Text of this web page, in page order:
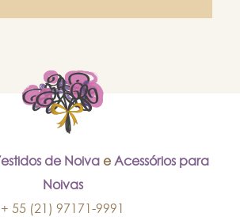
de Noiva e Acessórios para
Noivas
+ 55 (21) 97171-9991